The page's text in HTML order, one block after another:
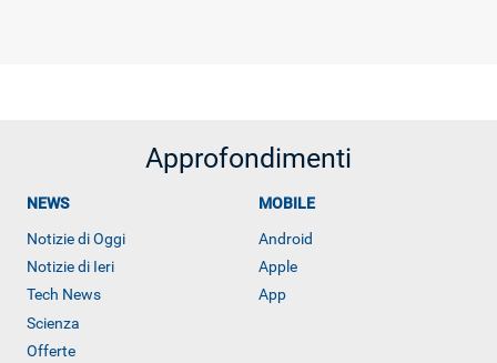
Approfondimenti
NEWS
Notizie di Oggi
Notizie di Ieri
Tech News
Scienza
Offerte
MOBILE
Android
Apple
App